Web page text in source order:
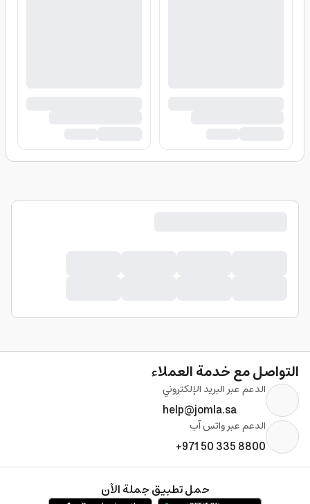
التواصل مع خدمة العملاء
الدعم عبر البريد الإلكتروني
help@jomla.sa
الدعم عبر واتس آب
+971 50 335 8800
حمل تطبيق جملة الآن